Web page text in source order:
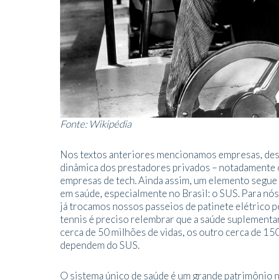
Fonte: Wikipédia
Nos textos anteriores mencionamos empresas,
dinâmica dos prestadores privados – notadamente
empresas de tech. Ainda assim, um elemento
em saúde, especialmente no Brasil: o SUS. Para
já trocamos nossos passeios de patinete elétrico
tennis é preciso relembrar que a saúde
cerca de 50 milhões de vidas, os outro cerca de
dependem do SUS.
O sistema único de saúde é um grande patrimônio